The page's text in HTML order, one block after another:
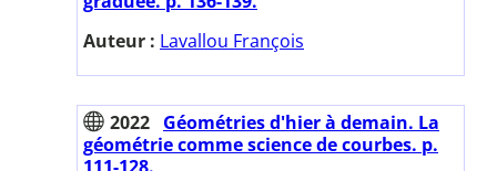
Auteur : Lavallou François
2022 Géométries d'hier à demain. La
géométrie comme science de courbes. p.